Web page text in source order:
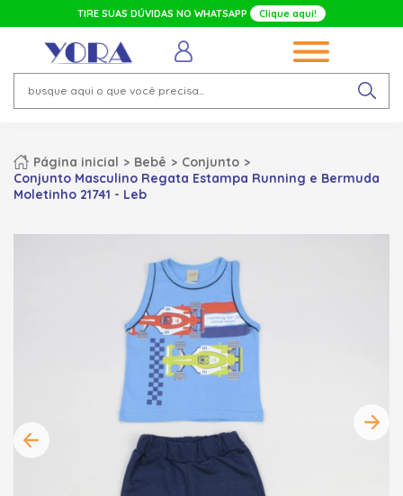
TIRE SUAS DÚVIDAS NO WHATSAPP Clique aqui!
Página inicial Bebê
Conjunto
Conjunto Masculino Regata Estampa Running e Bermuda
Moletinho 21741 - Leb